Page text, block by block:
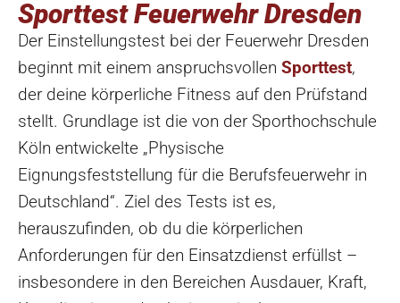
Sporttest Feuerwehr Dresden
Der Einstellungstest bei der Feuerwehr Dresden
beginnt mit einem anspruchsvollen Sporttest,
der deine körperliche Fitness auf den Prüfstand
stellt. Grundlage ist die von der Sporthochschule
Köln entwickelte „Physische
Eignungsfeststellung für die Berufsfeuerwehr in
Deutschland“. Ziel des Tests ist es,
herauszufinden, ob du die körperlichen
Anforderungen für den Einsatzdienst erfüllst –
insbesondere in den Bereichen Ausdauer, Kraft,